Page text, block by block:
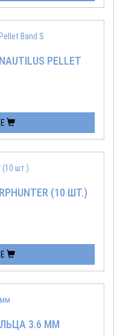
PELLET
(10 ШТ.)
3.6 ММ